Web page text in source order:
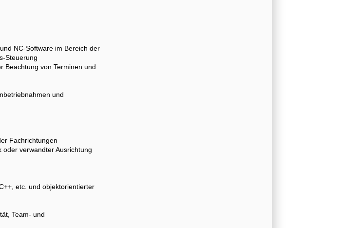
NC-Software im Bereich der
Steuerung
Beachtung von Terminen und
und
Fachrichtungen
verwandter Ausrichtung
etc. und objektorientierter
Team- und